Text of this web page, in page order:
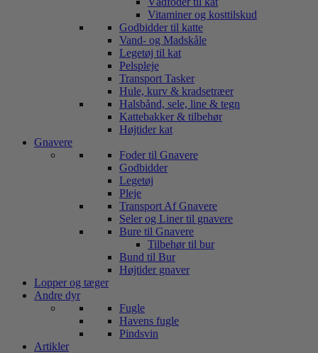
Vitaminer og kosttilskud
Godbidder til katte
Vand- og Madskåle
Legetøj til kat
Pelspleje
Transport Tasker
Hule, kurv & kradsetræer
Halsbånd, sele, line & tegn
Kattebakker & tilbehør
Højtider kat
Gnavere
Foder til Gnavere
Godbidder
Legetøj
Pleje
Transport Af Gnavere
Seler og Liner til gnavere
Bure til Gnavere
Tilbehør til bur
Bund til Bur
Højtider gnaver
Lopper og tæger
Andre dyr
Fugle
Havens fugle
Pindsvin
Artikler